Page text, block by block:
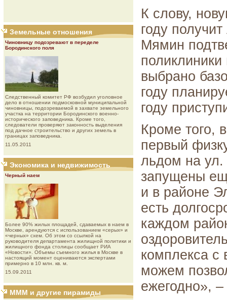
Земельные отношения
Чиновницу подозревают в переделе
Бородинского поля
Следственный комитет РФ возбудил уголовное
дело в отношении подмосковной муниципальной
чиновницы, подозреваемой в захвате земельного
участка на территории Бородинского военно-
исторического заповедника. Кроме того,
следователи проверяют законность выделения
под дачное строительство и других земель в
границах заповедника.
11.05.2011
Экономика и недвижимость
Черный наем
Более 90% жилых площадей, сдаваемых в наем в
Москве, арендуются с использованием «серых» и
«черных» схем. Об этом со ссылкой на
руководителя департамента жилищной политики и
жилищного фонда столицы сообщает РИА
«Новости». Объемы съемного жилья в Москве в
настоящий момент оцениваются экспертами
примерно в 10 млн. кв. м.
15.09.2011
МММ и другие пирамиды
К слову,
году
Мямин
выбрано
году
году
Кроме того,
первый
льдом на ул.
запущены
и в районе
есть
каждом
комплекса с
можем
ежегодно»,